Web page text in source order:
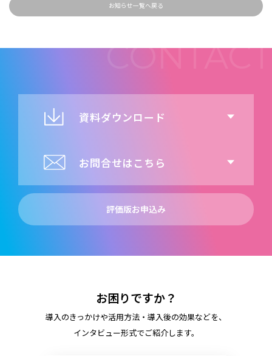
お知らせ一覧へ戻る
資料ダウンロード
お問合せはこちら
評価版お申込み
お困りですか？
導入のきっかけや活用方法・導入後の効果などを、
インタビュー形式でご紹介します。